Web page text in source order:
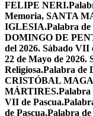
FELIPE NERI.
Memoria, SANTA
IGLESIA.Palabra de
DOMINGO DE
del 2026. Sábado VII
22 de Mayo de
Religiosa.Palabra de
CRISTÓBAL
MÁRTIRES.Palabra
VII de Pascua.
de Pascua.Palabra